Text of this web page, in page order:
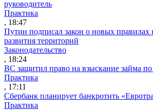
руководитель
Практика
, 18:47
Путин подписал закон о новых правилах
развития территорий
Законодательство
, 18:24
ВС защитил право на взыскание займа по
Практика
, 17:11
Сбербанк планирует банкротить
Практика